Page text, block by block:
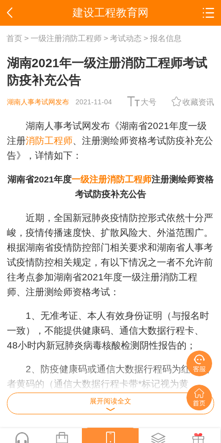
建设工程教育网
首页> 一级注册消防工程师> 考试动态 > 报名信息
湖南2021年一级注册消防工程师考试
防疫补充公告
湖南人事考试网发布 2021-11-04 大号 收藏资讯
湖南人事考试网发布《湖南省2021年度一级
注册消防工程师、注册测绘师资格考试防疫补充公
告》，详情如下：
湖南省2021年度一级注册消防工程师注册测绘师资格
考试防疫补充公告
近期，全国新冠肺炎疫情防控形式依然十分严
峻，疫情传播速度快、扩散风险大、外溢范围广。
根据湖南省疫情防控部门相关要求和湖南省人事考
试疫情防控相关规定，有以下情况之一者不允许前
往考点参加湖南省2021年度一级注册消防工程
师、注册测绘师资格考试：
1、无准考证、本人有效身份证明（与报名时
一致），不能提供健康码、通信大数据行程卡、
48小时内新冠肺炎病毒核酸检测阴性报告的；
2、防疫健康码或通信大数据行程码为红码或
者黄码的（通信大数据行程卡带*标记视为黄
码）；
临时观察场所适当休息后使用水银体温计再次测量
展开阅读全文